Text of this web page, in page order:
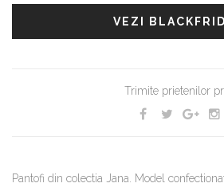
VEZI
Trimite prietenilor
Pantofi din colectia Jana. Model